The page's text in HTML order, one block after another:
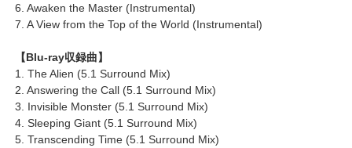
6. Awaken the Master (Instrumental)
7. A View from the Top of the World (Instrumental)
【Blu-ray収録曲】
1. The Alien (5.1 Surround Mix)
2. Answering the Call (5.1 Surround Mix)
3. Invisible Monster (5.1 Surround Mix)
4. Sleeping Giant (5.1 Surround Mix)
5. Transcending Time (5.1 Surround Mix)